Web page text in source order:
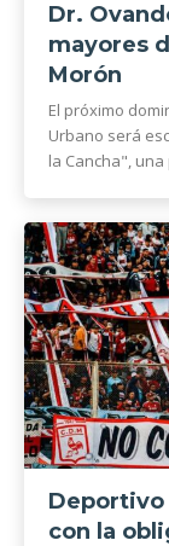
Dr.
mayores
Morón
El próximo
Urbano será
la Cancha",
Deportivo
con la